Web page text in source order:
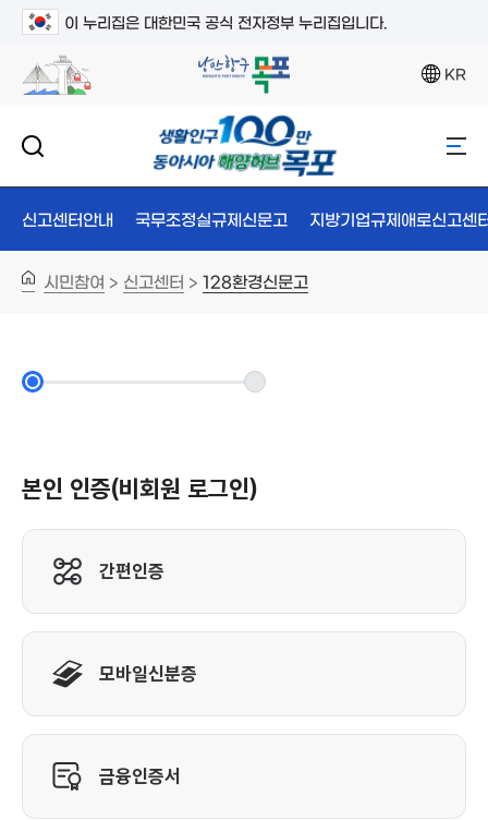
이 누리집은 대한민국 공식 전자정부 누리집입니다.
KR
신고센터안내 국무조정실규제신문고 지방기업규제애로신고센
시민참여 > 신고센터 > 128환경신문고